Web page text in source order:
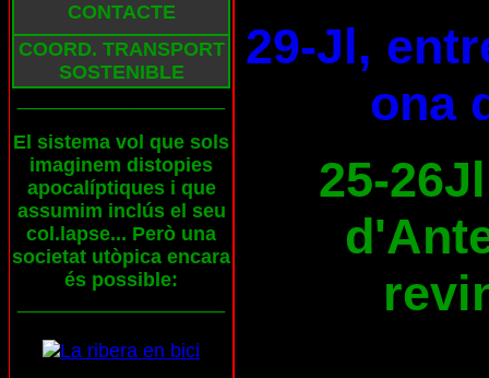
CONTACTE
COORD. TRANSPORT
SOSTENIBLE
El sistema vol que sols
imaginem distopies
apocalíptiques i que
assumim inclús el seu
col.lapse... Però una
societat utòpica encara
és possible:
29-Jl,
ona
25-